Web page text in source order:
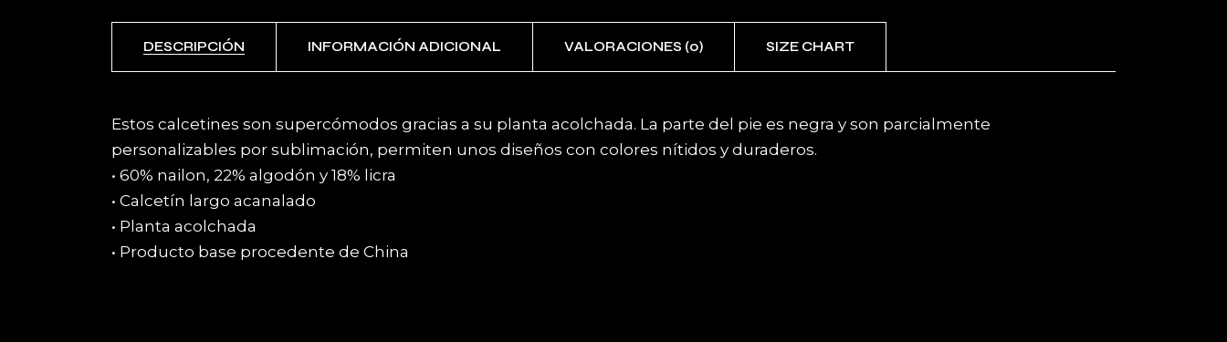
DESCRIPCIÓN INFORMACIÓN ADICIONAL VALORACIONES (0) SIZE CHART
Estos calcetines son supercómodos gracias a su planta acolchada. La parte del pie es negra y son parcialmente
personalizables por sublimación, permiten unos diseños con colores nítidos y duraderos.
• 60% nailon, 22% algodón y 18% licra
• Calcetín largo acanalado
• Planta acolchada
• Producto base procedente de China